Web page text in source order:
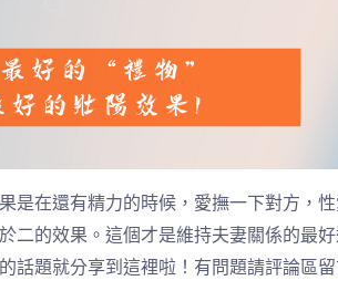
是在還有精力的時候，愛撫一下對方，
二的效果。這個才是維持夫妻關係的最
話題就分享到這裡啦！有問題請評論區留